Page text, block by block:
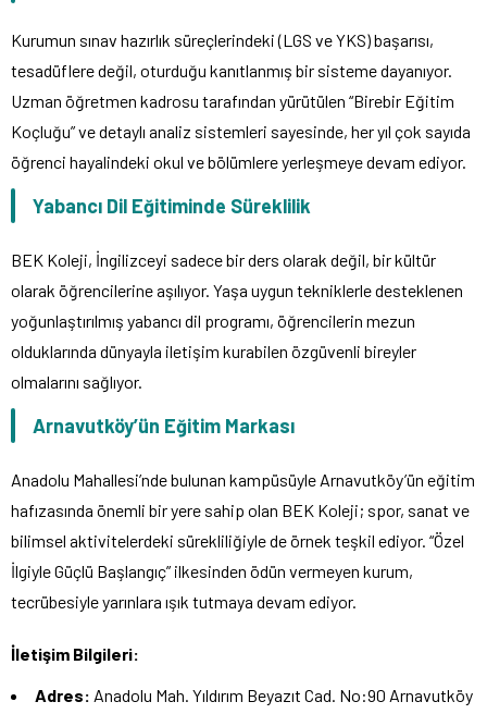
Kurumun sınav hazırlık süreçlerindeki (LGS ve YKS) başarısı,
tesadüflere değil, oturduğu kanıtlanmış bir sisteme dayanıyor.
Uzman öğretmen kadrosu tarafından yürütülen “Birebir Eğitim
Koçluğu” ve detaylı analiz sistemleri sayesinde, her yıl çok sayıda
öğrenci hayalindeki okul ve bölümlere yerleşmeye devam ediyor.
Yabancı Dil Eğitiminde Süreklilik
BEK Koleji, İngilizceyi sadece bir ders olarak değil, bir kültür
olarak öğrencilerine aşılıyor. Yaşa uygun tekniklerle desteklenen
yoğunlaştırılmış yabancı dil programı, öğrencilerin mezun
olduklarında dünyayla iletişim kurabilen özgüvenli bireyler
olmalarını sağlıyor.
Arnavutköy’ün Eğitim Markası
Anadolu Mahallesi’nde bulunan kampüsüyle Arnavutköy’ün eğitim
hafızasında önemli bir yere sahip olan BEK Koleji; spor, sanat ve
bilimsel aktivitelerdeki sürekliliğiyle de örnek teşkil ediyor. “Özel
İlgiyle Güçlü Başlangıç” ilkesinden ödün vermeyen kurum,
tecrübesiyle yarınlara ışık tutmaya devam ediyor.
İletişim Bilgileri:
Adres: Anadolu Mah. Yıldırım Beyazıt Cad. No:90 Arnavutköy